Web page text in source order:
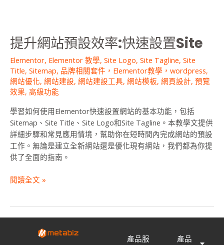
提升網站預設效率:快速設置Site
Elementor, Elementor 教學, Site Logo, Site Tagline, Site
Title, Sitemap, 品牌相關套件，Elementor教學，wordpress,
網站優化, 網站建設, 網站建設工具, 網站模板, 網頁設計, 預覽
效果, 高級功能
學習如何使用Elementor快速設置網站的基本功能，包括
Sitemap、Site Title、Site Logo和Site Tagline。本教學文提供
詳細步驟和常見應用情境，幫助你在短時間內完成網站的預設
工作。無論是建立全新網站還是優化現有網站，我們都為你提
供了全面的指南。
設
置
Site
閱讀全文 »
產品服
產品